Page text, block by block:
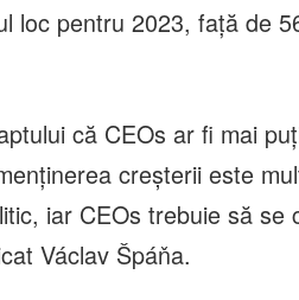
loc pentru 2023, față de
că CEOs ar fi mai
creșterii este
iar CEOs trebuie să se
Václav Špáňa.